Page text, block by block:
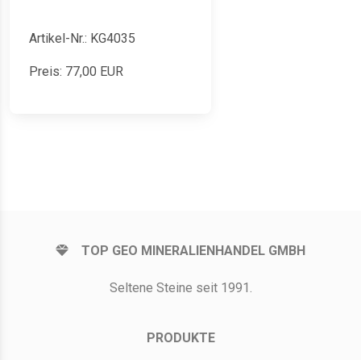
Artikel-Nr.: KG4035
Preis: 77,00 EUR
TOP GEO MINERALIENHANDEL GMBH
Seltene Steine seit 1991.
PRODUKTE